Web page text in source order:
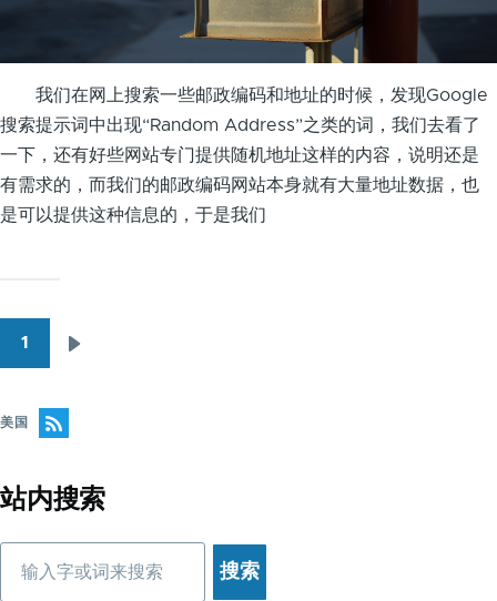
我们在网上搜索一些邮政编码和地址的时候，发现Google
搜索提示词中出现“Random Address”之类的词，我们去看了
一下，还有好些网站专门提供随机地址这样的内容，说明还是
有需求的，而我们的邮政编码网站本身就有大量地址数据，也
是可以提供这种信息的，于是我们
1
美国
站内搜索